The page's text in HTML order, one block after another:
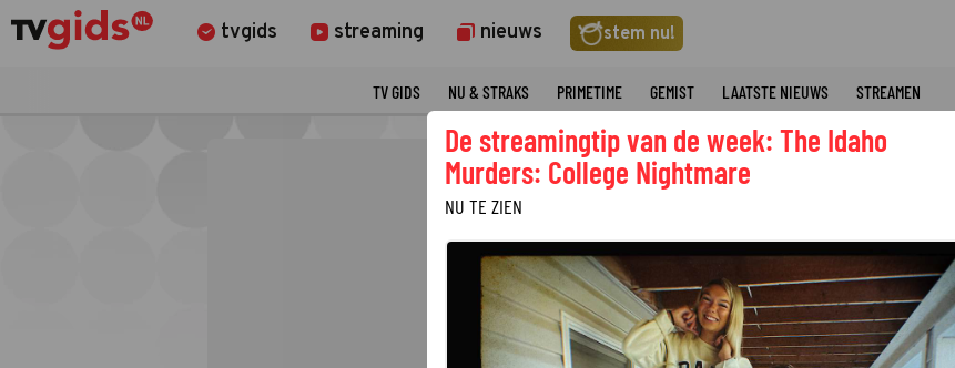
tvgids streaming nieuws stem nu!
TV GIDS NU & STRAKS PRIMETIME GEMIST LAATSTE NIEUWS STREAMEN
De streamingtip van de week: The Idaho
Murders: College Nightmare
NU TE ZIEN